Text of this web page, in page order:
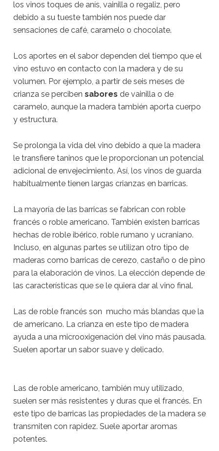
los vinos toques de anís, vainilla o regaliz, pero
debido a su tueste también nos puede dar
sensaciones de café, caramelo o chocolate.
Los aportes en el sabor dependen del tiempo que el
vino estuvo en contacto con la madera y de su
volumen. Por ejemplo, a partir de seis meses de
crianza se perciben sabores de vainilla o de
caramelo, aunque la madera también aporta cuerpo
y estructura.
Se prolonga la vida del vino debido a que la madera
le transfiere taninos que le proporcionan un potencial
adicional de envejecimiento. Así, los vinos de guarda
habitualmente tienen largas crianzas en barricas.
La mayoría de las barricas se fabrican con roble
francés o roble americano. También existen barricas
hechas de roble ibérico, roble rumano y ucraniano.
Incluso, en algunas partes se utilizan otro tipo de
maderas como barricas de cerezo, castaño o de pino
para la elaboración de vinos. La elección depende de
las características que se le quiera dar al vino final.
Las de roble francés son mucho más blandas que la
de americano. La crianza en este tipo de madera
ayuda a una microoxigenación del vino más pausada.
Suelen aportar un sabor suave y delicado.
Las de roble americano, también muy utilizado,
suelen ser más resistentes y duras que el francés. En
este tipo de barricas las propiedades de la madera se
transmiten con rapidez. Suele aportar aromas
potentes.